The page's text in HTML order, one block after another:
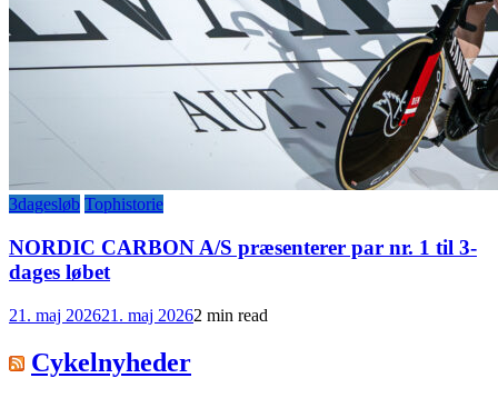
3dagesløb Tophistorie
NORDIC CARBON A/S præsenterer par nr. 1 til 3-
dages løbet
21. maj 202621. maj 20262 min read
Cykelnyheder